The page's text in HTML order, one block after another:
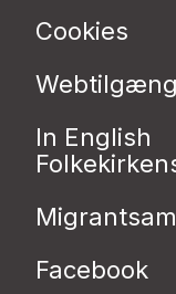
Cookies
In English
Facebook